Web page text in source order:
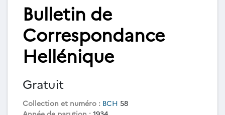
Bulletin de
Correspondance
Hellénique
Gratuit
Collection et numéro : BCH 58